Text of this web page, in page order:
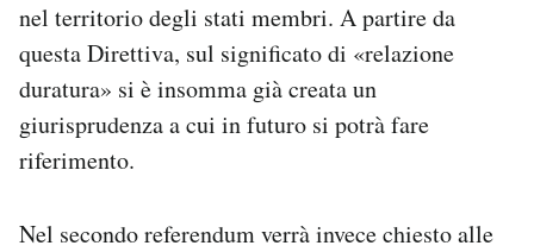
nel territorio degli stati membri. A partire da
questa Direttiva, sul significato di «relazione
duratura» si è insomma già creata un
giurisprudenza a cui in futuro si potrà fare
riferimento.
Nel secondo referendum verrà invece chiesto alle